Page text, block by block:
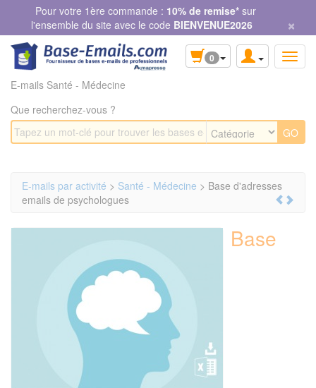
Pour votre 1ère commande : 10% de remise* sur
l'ensemble du site avec le code BIENVENUE2026 ×
0
E-mails Santé - Médecine
Que recherchez-vous ?
E-mails par activité > Santé - Médecine > Base d'adresses
emails de psychologues
Base
Panneau de gestion des cookies